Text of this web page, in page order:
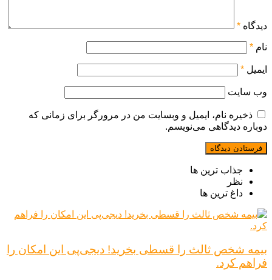
دیدگاه *
نام *
ایمیل *
وب‌ سایت
ذخیره نام، ایمیل و وبسایت من در مرورگر برای زمانی که
دوباره دیدگاهی می‌نویسم.
جذاب ترین ها
نظر
داغ ترین ها
بیمه شخص ثالث را قسطی بخرید! دیجی‌پی این امکان را
فراهم کرد.